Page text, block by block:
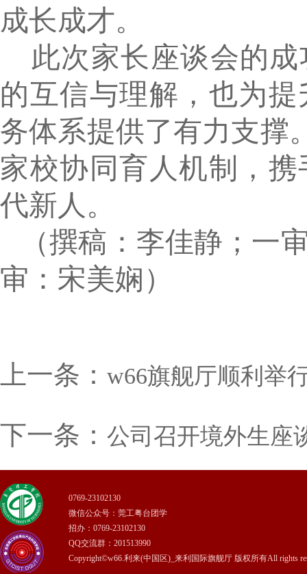
成长成才。
此次家长座谈会的
的互信与理解，也为
务体系提供了有力支撑
家校协同育人机制，
代新人。
（撰稿：李佳静；一
审：宋美娴）
上一条： w66旗舰厅顺利举
下一条： 公司召开境外生座
0769-23102130
微信公众号：莞工粤台团学
招办：0769-23102130
QQ交流群：201513990
Copyright©w66.利来(中国区)_来利国际旗舰厅 版权所有All rights